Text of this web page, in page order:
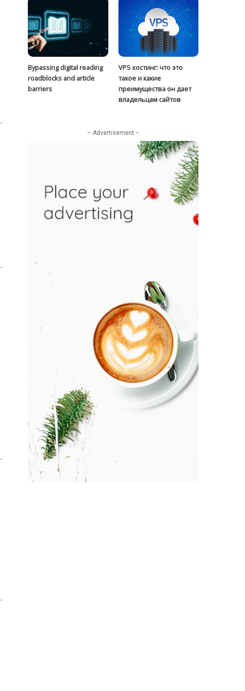
Bypassing digital reading
roadblocks and article
barriers
VPS хостинг: что это
такое и какие
преимущества он дает
владельцам сайтов
– Advertisement –